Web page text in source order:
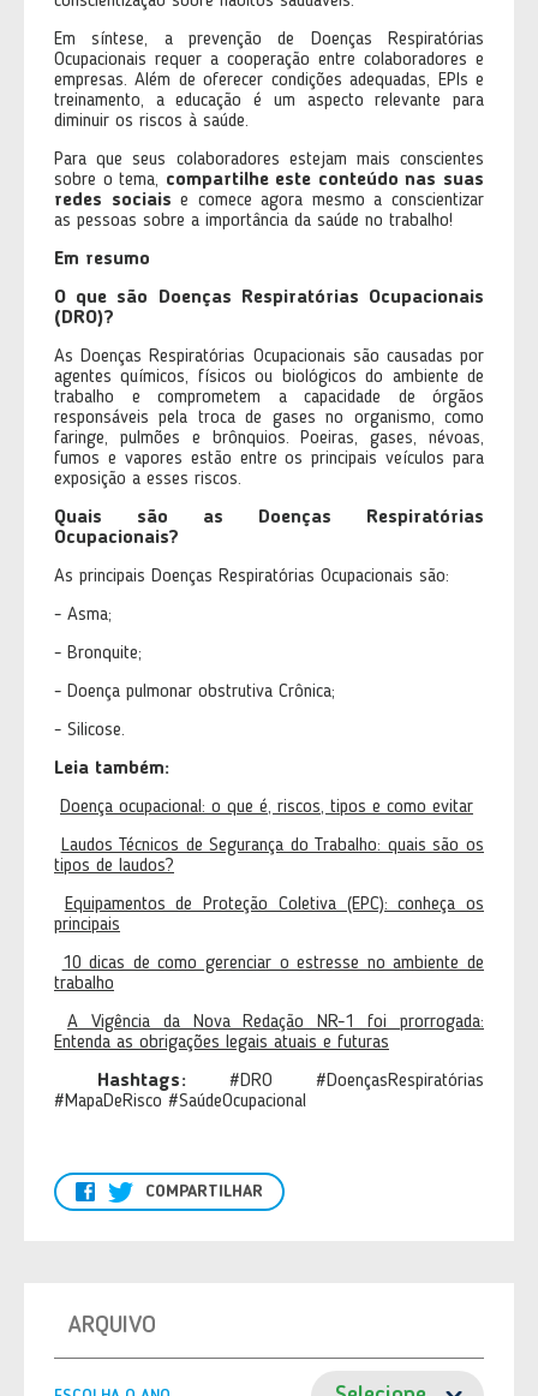
Em síntese, a prevenção de Doenças Respiratórias
Ocupacionais requer a cooperação entre colaboradores e
empresas. Além de oferecer condições adequadas, EPIs e
treinamento, a educação é um aspecto relevante para
diminuir os riscos à saúde.
Para que seus colaboradores estejam mais conscientes
sobre o tema, compartilhe este conteúdo nas suas
redes sociais e comece agora mesmo a conscientizar
as pessoas sobre a importância da saúde no trabalho!
Em resumo
O que são Doenças Respiratórias Ocupacionais
(DRO)?
As Doenças Respiratórias Ocupacionais são causadas por
agentes químicos, físicos ou biológicos do ambiente de
trabalho e comprometem a capacidade de órgãos
responsáveis pela troca de gases no organismo, como
faringe, pulmões e brônquios. Poeiras, gases, névoas,
fumos e vapores estão entre os principais veículos para
exposição a esses riscos.
Quais são as Doenças Respiratórias
Ocupacionais?
As principais Doenças Respiratórias Ocupacionais são:
- Asma;
- Bronquite;
- Doença pulmonar obstrutiva Crônica;
- Silicose.
Leia também:
Doença ocupacional: o que é, riscos, tipos e como evitar
Laudos Técnicos de Segurança do Trabalho: quais são os
tipos de laudos?
Equipamentos de Proteção Coletiva (EPC): conheça os
principais
10 dicas de como gerenciar o estresse no ambiente de
trabalho
A Vigência da Nova Redação NR-1 foi prorrogada:
Entenda as obrigações legais atuais e futuras
Hashtags: #DRO #DoençasRespiratórias
#MapaDeRisco #SaúdeOcupacional
COMPARTILHAR
ARQUIVO